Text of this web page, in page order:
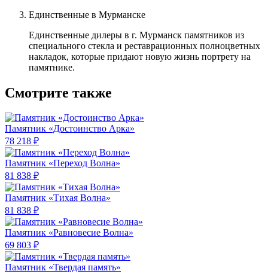
Единственные в Мурманске
Единственные дилеры в г. Мурманск памятников из
специального стекла и реставрационных полноцветных
накладок, которые придают новую жизнь портрету на
памятнике.
Смотрите также
Памятник «Достоинство Арка»
78 218 ₽
Памятник «Переход Волна»
81 838 ₽
Памятник «Тихая Волна»
81 838 ₽
Памятник «Равновесие Волна»
69 803 ₽
Памятник «Твердая память»